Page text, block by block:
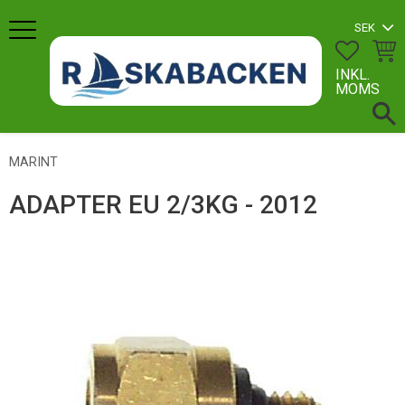
Meny
INKL.
MOMS
MARINT
ADAPTER EU 2/3KG - 2012